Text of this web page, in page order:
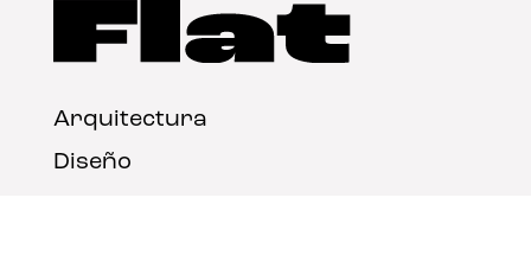
Arquitectura
Diseño